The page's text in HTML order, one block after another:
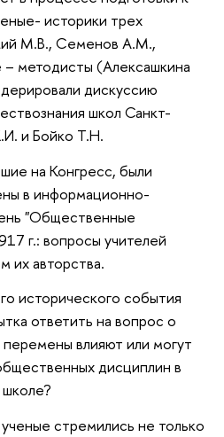
историки трех
М.В., Семенов А.М.,
методисты (Алексашкина
дискуссию
школ Санкт-
и Бойко Т.Н.
на Конгресс, были
в информационно-
"Общественные
г.: вопросы учителей
их авторства.
исторического события
ответить на вопрос о
влияют или могут
дисциплин в
стремились не только